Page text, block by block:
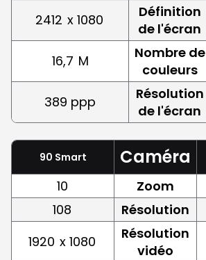
2412 x 1080
Définition
de l'écran
16,7 M
Nombre de
couleurs
389 ppp
Résolution
de l'écran
90 Smart Caméra
10 Zoom
108
Résolution
1920 x 1080
Résolution
vidéo